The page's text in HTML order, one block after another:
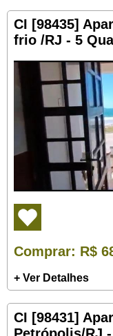
CI [98435]
frio /RJ - 5
Comprar: R$
+ Ver Detalhes
CI [98431]